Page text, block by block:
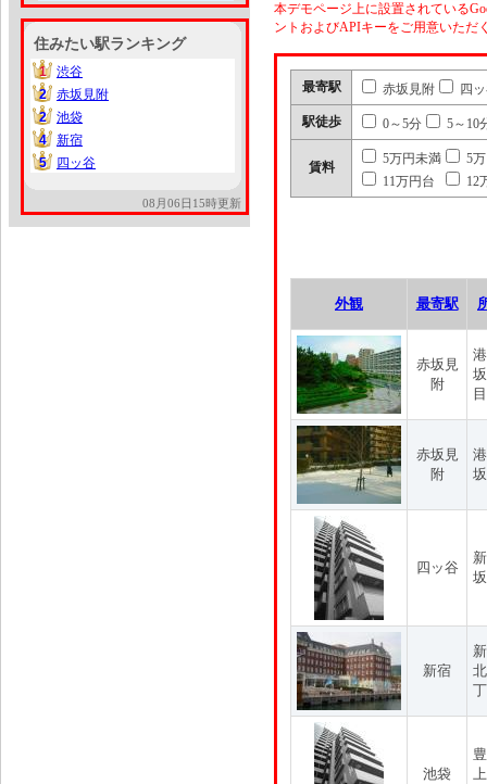
住みたい駅ランキング
1
1
渋谷
2
2
赤坂見附
2
2
池袋
4
4
新宿
5
5 四ッ谷
08月06日15時更新
本デモページ上に設置されている
ントおよびAPIキーをご用意いただ
最寄駅 赤坂見附 四
駅徒歩 0～5分 5～10
賃料
5万円未満
5
11万円台
12
外観 最寄駅
赤坂見
附
目
赤坂見
附
四ッ谷
新宿
池袋